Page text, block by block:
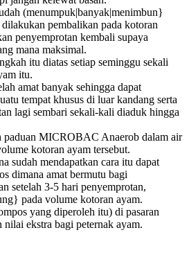
(menumpuk|banyak|menimbun}
pembalikan pada kotoran
penyemprotan kembali supaya
mana maksimal.
itu diatas setiap seminggu sekali
itu.
amat banyak sehingga dapat
tempat khusus di luar kandang serta
lagi sembari sekali-kali diaduk hingga
paduan MICROBAC Anaerob dalam air
kotoran ayam tersebut.
sudah mendapatkan cara itu dapat
dimana amat bermutu bagi
setelah 3-5 hari penyemprotan,
pada volume kotoran ayam.
yang diperoleh itu) di pasaran
nilai ekstra bagi peternak ayam.